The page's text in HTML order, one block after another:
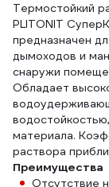
Термостойкий
PLITONIT
предназначен
дымоходов и
снаружи
Обладает
материала.
раствора
Преимущества
Отсутствие